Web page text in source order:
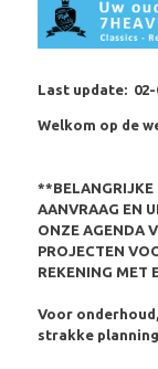
Last update: 02-
Welkom op de
**BELANGRIJKE
AANVRAAG EN
ONZE AGENDA
PROJECTEN
REKENING MET
Voor
strakke